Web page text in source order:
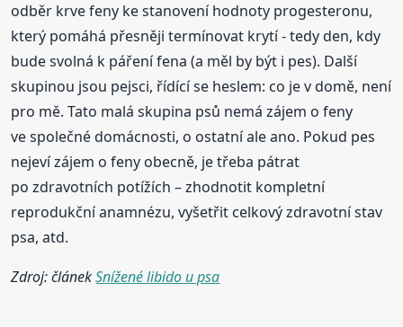
odběr krve feny ke stanovení hodnoty progesteronu,
který pomáhá přesněji termínovat krytí - tedy den, kdy
bude svolná k páření fena (a měl by být i pes). Další
skupinou jsou pejsci, řídící se heslem: co je v domě, není
pro mě. Tato malá skupina psů nemá zájem o feny
ve společné domácnosti, o ostatní ale ano. Pokud pes
nejeví zájem o feny obecně, je třeba pátrat
po zdravotních potížích – zhodnotit kompletní
reprodukční anamnézu, vyšetřit celkový zdravotní stav
psa, atd.
Zdroj: článekSnížené libido u psa